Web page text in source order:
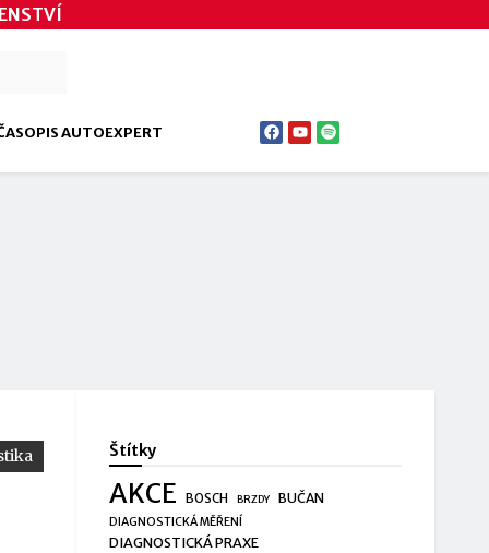
AUTOEXPERT
Štítky
AKCE BOSCH BRZDY BUČAN
DIAGNOSTICKÁ MĚŘENÍ
DIAGNOSTICKÁ PRAXE